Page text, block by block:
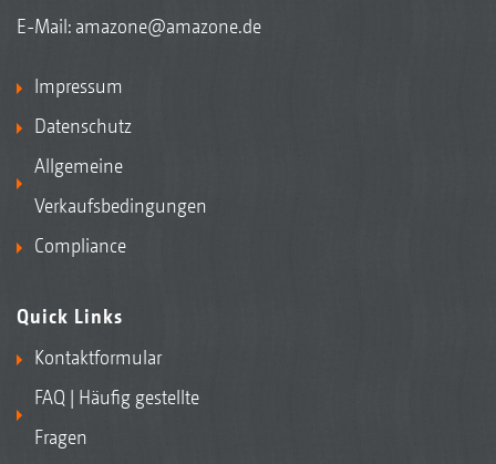
E-Mail: amazone@amazone.de
Impressum
Datenschutz
Allgemeine
Verkaufsbedingungen
Compliance
Quick Links
Kontaktformular
FAQ | Häufig gestellte
Fragen